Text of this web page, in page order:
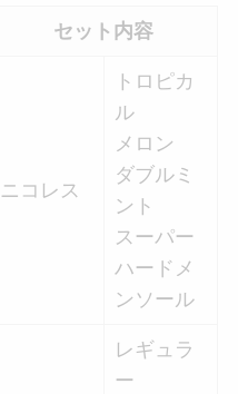
セット内容
ニコレス
トロピカ
ル
メロン
ダブルミ
ント
スーパー
ハードメ
ンソール
レギュラ
ー